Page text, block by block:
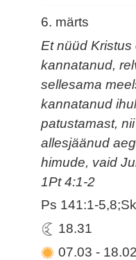
6. märts
Et nüüd Kristus
kannatanud,
sellesama
kannatanud
patustamast,
allesjäänud
himude, vaid
1Pt 4:1-2
Ps 141:1-
18.31
07.03- 18.02